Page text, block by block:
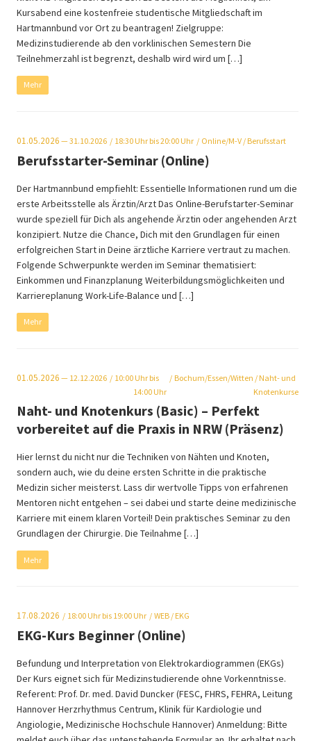
Kursabend eine kostenfreie studentische Mitgliedschaft im
Hartmannbund vor Ort zu beantragen! Zielgruppe:
Medizinstudierende ab den vorklinischen Semestern Die
Teilnehmerzahl ist begrenzt, deshalb wird wird um […]
Mehr
01.05.2026 — 31.10.2026 18:30 Uhr bis 20:00 Uhr Online/M-V / Berufsstart
Berufsstarter-Seminar (Online)
Der Hartmannbund empfiehlt: Essentielle Informationen rund um die
erste Arbeitsstelle als Ärztin/Arzt Das Online-Berufstarter-Seminar
wurde speziell für Dich als angehende Ärztin oder angehenden Arzt
konzipiert. Nutze die Chance, Dich mit den Grundlagen für einen
erfolgreichen Start in Deine ärztliche Karriere vertraut zu machen.
Folgende Schwerpunkte werden im Seminar thematisiert:
Einkommen und Finanzplanung Weiterbildungsmöglichkeiten und
Karriereplanung Work-Life-Balance und […]
Mehr
01.05.2026 — 12.12.2026 10:00 Uhr bis
14:00 Uhr
Bochum/Essen/Witten / Naht- und
Knotenkurse
Naht- und Knotenkurs (Basic) – Perfekt
vorbereitet auf die Praxis in NRW (Präsenz)
Hier lernst du nicht nur die Techniken von Nähten und Knoten,
sondern auch, wie du deine ersten Schritte in die praktische
Medizin sicher meisterst. Lass dir wertvolle Tipps von erfahrenen
Mentoren nicht entgehen – sei dabei und starte deine medizinische
Karriere mit einem klaren Vorteil! Dein praktisches Seminar zu den
Grundlagen der Chirurgie. Die Teilnahme […]
Mehr
17.08.2026 18:00 Uhr bis 19:00 Uhr WEB / EKG
EKG-Kurs Beginner (Online)
Befundung und Interpretation von Elektrokardiogrammen (EKGs)
Der Kurs eignet sich für Medizinstudierende ohne Vorkenntnisse.
Referent: Prof. Dr. med. David Duncker (FESC, FHRS, FEHRA, Leitung
Hannover Herzrhythmus Centrum, Klinik für Kardiologie und
Angiologie, Medizinische Hochschule Hannover) Anmeldung: Bitte